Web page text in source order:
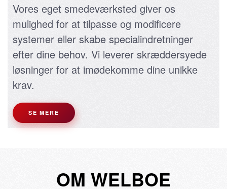
Vores eget smedeværksted giver os
mulighed for at tilpasse og modificere
systemer eller skabe specialindretninger
efter dine behov. Vi leverer skræddersyede
løsninger for at imødekomme dine unikke
krav.
SE MERE
OM WELBOE